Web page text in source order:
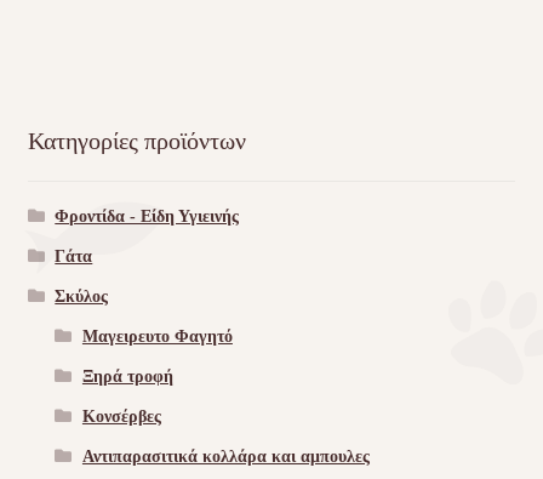
Κατηγορίες προϊόντων
Φροντίδα - Είδη Υγιεινής
Γάτα
Σκύλος
Μαγειρευτο Φαγητό
Ξηρά τροφή
Κονσέρβες
Αντιπαρασιτικά κολλάρα και αμπουλες